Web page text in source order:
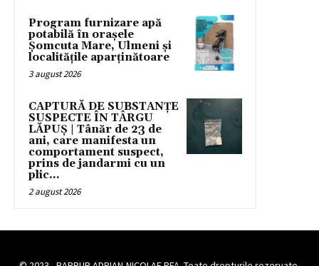
Program furnizare apă
potabilă în orașele
Șomcuta Mare, Ulmeni și
localitățile aparținătoare
3 august 2026
CAPTURĂ DE SUBSTANȚE
SUSPECTE ÎN TÂRGU
LĂPUȘ | Tânăr de 23 de
ani, care manifesta un
comportament suspect,
prins de jandarmi cu un
plic...
2 august 2026